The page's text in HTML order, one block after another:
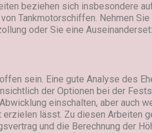
beziehen sich insbesondere
Tankmotorschiffen. Nehmen Sie
oder Sie eine
sein. Eine gute Analyse des
der Optionen bei der
einschalten, aber auch
lässt. Zu diesen Arbeiten
und die Berechnung der